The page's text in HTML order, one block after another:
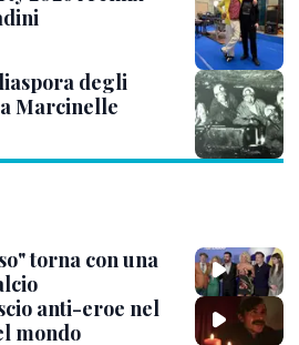
degli
Marcinelle
torna con una
anti-eroe nel
mondo